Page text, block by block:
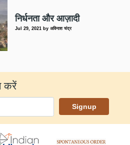
निर्धनता और आज़ादी
Jul 29, 2021 byअविनाश चंद्र
करें